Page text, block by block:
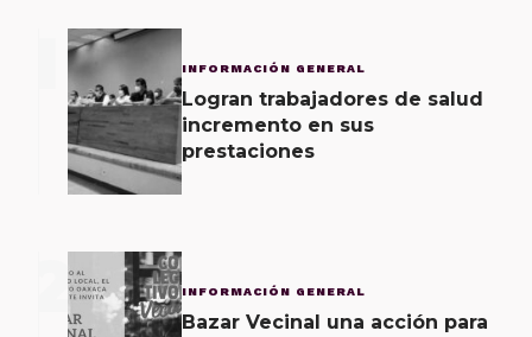
INFORMACIÓN GENERAL
Logran trabajadores de salud
incremento en sus
prestaciones
2 INFORMACIÓN GENERAL
Bazar Vecinal una acción para